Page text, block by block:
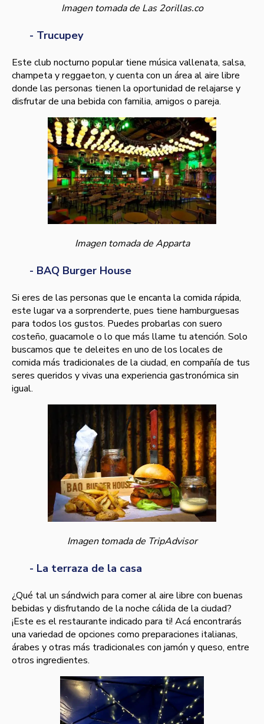
Imagen tomada de Las 2orillas.co
- Trucupey
Este club nocturno popular tiene música vallenata, salsa,
champeta y reggaeton, y cuenta con un área al aire libre
donde las personas tienen la oportunidad de relajarse y
disfrutar de una bebida con familia, amigos o pareja.
Imagen tomada de Apparta
- BAQ Burger House
Si eres de las personas que le encanta la comida rápida,
este lugar va a sorprenderte, pues tiene hamburguesas
para todos los gustos. Puedes probarlas con suero
costeño, guacamole o lo que más llame tu atención. Solo
buscamos que te deleites en uno de los locales de
comida más tradicionales de la ciudad, en compañía de tus
seres queridos y vivas una experiencia gastronómica sin
igual.
Imagen tomada de TripAdvisor
- La terraza de la casa
¿Qué tal un sándwich para comer al aire libre con buenas
bebidas y disfrutando de la noche cálida de la ciudad?
¡Este es el restaurante indicado para ti! Acá encontrarás
una variedad de opciones como preparaciones italianas,
árabes y otras más tradicionales con jamón y queso, entre
otros ingredientes.